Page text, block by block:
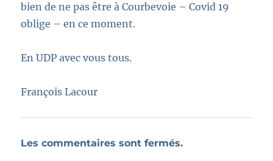
bien de ne pas être à Courbevoie – Covid 19
oblige – en ce moment.
En UDP avec vous tous.
François Lacour
Les commentaires sont fermés.